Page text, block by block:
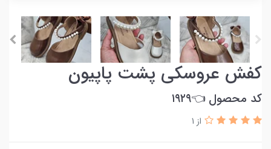
کفش عروسکی پشت پاپیون
کد محصول 👈۱۹۲۹
از 1